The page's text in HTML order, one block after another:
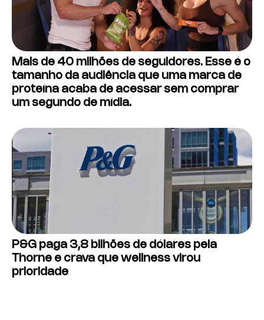
Mais de 40 milhões de seguidores. Esse é o
tamanho da audiência que uma marca de
proteína acaba de acessar sem comprar
um segundo de mídia.
P&G paga 3,8 bilhões de dólares pela
Thorne e crava que wellness virou
prioridade